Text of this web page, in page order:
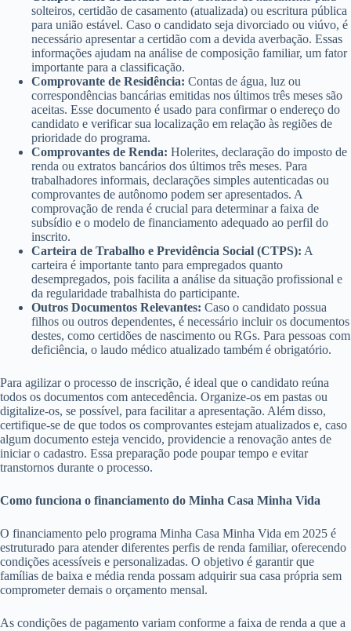
solteiros, certidão de casamento (atualizada) ou escritura pública
para união estável. Caso o candidato seja divorciado ou viúvo, é
necessário apresentar a certidão com a devida averbação. Essas
informações ajudam na análise de composição familiar, um fator
importante para a classificação.
Comprovante de Residência: Contas de água, luz ou
correspondências bancárias emitidas nos últimos três meses são
aceitas. Esse documento é usado para confirmar o endereço do
candidato e verificar sua localização em relação às regiões de
prioridade do programa.
Comprovantes de Renda: Holerites, declaração do imposto de
renda ou extratos bancários dos últimos três meses. Para
trabalhadores informais, declarações simples autenticadas ou
comprovantes de autônomo podem ser apresentados. A
comprovação de renda é crucial para determinar a faixa de
subsídio e o modelo de financiamento adequado ao perfil do
inscrito.
Carteira de Trabalho e Previdência Social (CTPS): A
carteira é importante tanto para empregados quanto
desempregados, pois facilita a análise da situação profissional e
da regularidade trabalhista do participante.
Outros Documentos Relevantes: Caso o candidato possua
filhos ou outros dependentes, é necessário incluir os documentos
destes, como certidões de nascimento ou RGs. Para pessoas com
deficiência, o laudo médico atualizado também é obrigatório.
Para agilizar o processo de inscrição, é ideal que o candidato reúna
todos os documentos com antecedência. Organize-os em pastas ou
digitalize-os, se possível, para facilitar a apresentação. Além disso,
certifique-se de que todos os comprovantes estejam atualizados e, caso
algum documento esteja vencido, providencie a renovação antes de
iniciar o cadastro. Essa preparação pode poupar tempo e evitar
transtornos durante o processo.
Como funciona o financiamento do Minha Casa Minha Vida
O financiamento pelo programa Minha Casa Minha Vida em 2025 é
estruturado para atender diferentes perfis de renda familiar, oferecendo
condições acessíveis e personalizadas. O objetivo é garantir que
famílias de baixa e média renda possam adquirir sua casa própria sem
comprometer demais o orçamento mensal.
As condições de pagamento variam conforme a faixa de renda a que a